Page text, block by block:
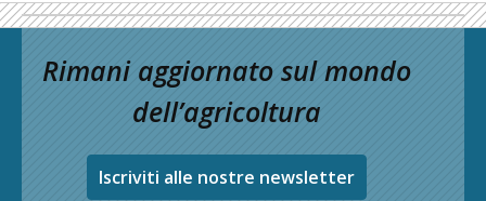
Rimani aggiornato sul mondo
dell’agricoltura
Iscriviti alle nostre newsletter